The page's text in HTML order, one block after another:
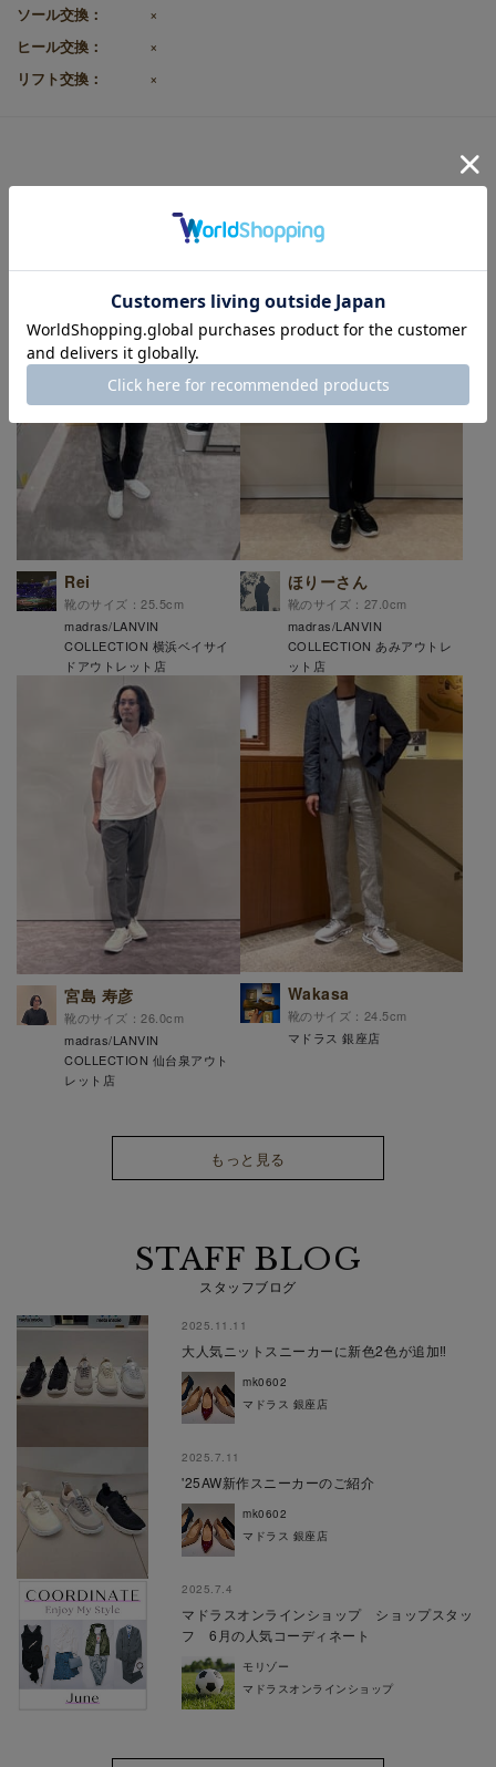
ソール交換：
×
ヒール交換：
×
リフト交換：
×
STYLING
スタイリング
Rei
靴のサイズ：25.5cm
madras/LANVIN
COLLECTION 横浜ベイサイ
ドアウトレット店
ほりーさん
靴のサイズ：27.0cm
madras/LANVIN
COLLECTION あみアウトレ
ット店
宮島 寿彦
靴のサイズ：26.0cm
madras/LANVIN
COLLECTION 仙台泉アウト
レット店
Wakasa
靴のサイズ：24.5cm
マドラス 銀座店
もっと見る
STAFF BLOG
スタッフブログ
2025.11.11
大人気ニットスニーカーに新色2色が追加‼
mk0602
マドラス 銀座店
2025.7.11
'25AW新作スニーカーのご紹介
mk0602
マドラス 銀座店
2025.7.4
マドラスオンラインショップ ショップスタッ
フ 6月の人気コーディネート
モリゾー
マドラスオンラインショップ